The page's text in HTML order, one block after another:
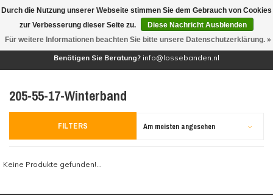
(0)
Benötigen Sie Beratung? info@lossebanden.nl
205-55-17-Winterband
FILTERS Am meisten angesehen
Keine Produkte gefunden!...
Durch die Nutzung unserer Webseite stimmen Sie dem Gebrauch von Cookies
zur Verbesserung dieser Seite zu.
Diese Nachricht Ausblenden
Für weitere Informationen beachten Sie bitte unsere Datenschutzerklärung. »